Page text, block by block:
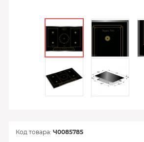
Код товара: Ч0085785